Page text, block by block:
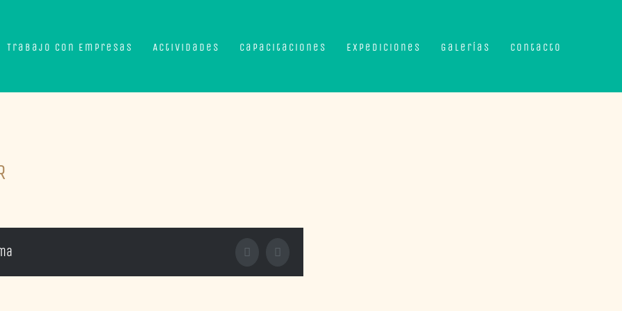
Trabajo con Empresas Actividades Capacitaciones Expediciones Galerías Contacto
Facebook
X